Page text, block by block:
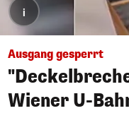
i
Ausgang gesperrt
Wiener U-